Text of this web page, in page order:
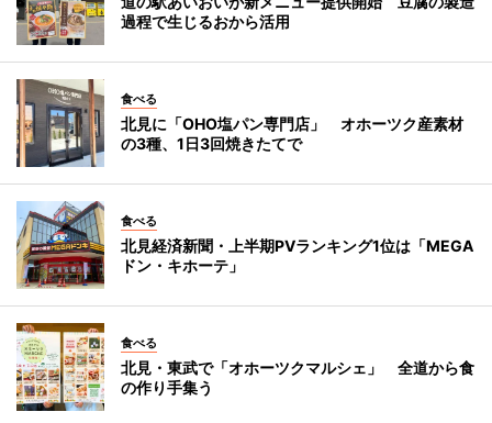
過程で生じるおから活用
食べる
北見に「OHO塩パン専門店」 オホーツク産素材
の3種、1日3回焼きたてで
食べる
北見経済新聞・上半期PVランキング1位は「MEGA
ドン・キホーテ」
食べる
北見・東武で「オホーツクマルシェ」 全道から食
の作り手集う